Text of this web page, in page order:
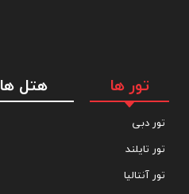
تور ها هتل ها
تور دبی
تور تایلند
تور آنتالیا